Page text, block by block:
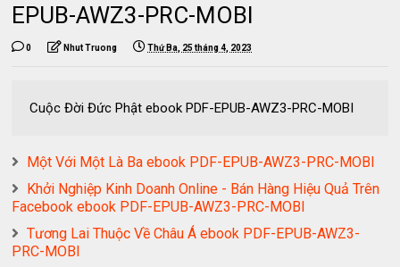
EPUB-AWZ3-PRC-MOBI
0 Nhut Truong Thứ Ba, 25 tháng 4, 2023
Cuộc Đời Đức Phật ebook PDF-EPUB-AWZ3-PRC-MOBI
Một Với Một Là Ba ebook PDF-EPUB-AWZ3-PRC-MOBI
Khởi Nghiệp Kinh Doanh Online - Bán Hàng Hiệu Quả Trên
Facebook ebook PDF-EPUB-AWZ3-PRC-MOBI
Tương Lai Thuộc Về Châu Á ebook PDF-EPUB-AWZ3-
PRC-MOBI